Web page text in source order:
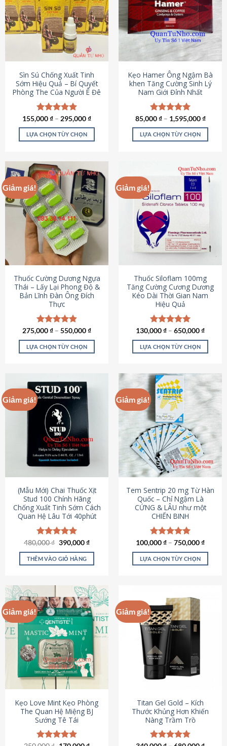
thể.
Các
tùy
chọn
có
thể
được
chọn
trên
trang
sản
phẩm
Sìn Sú Chống Xuất Tinh
Sớm Hiệu Quả – Bí Quyết
Phòng The Của Người Ê Đê
Được xếp
hạng4.95
5 sao
155,000₫ – 295,000₫
LỰA CHỌN TÙY CHỌN
này
có
nhiều
biến
thể.
Các
tùy
chọn
có
thể
chọn
trên
trang
sản
phẩm
Kẹo Hamer Ông Ngậm Bà
khen Tăng Cường Sinh Lý
Nam Giới Đỉnh Nhất
Được xếp
hạng5.00
5 sao
85,000₫– 1,595,000₫
LỰA CHỌN TÙY CHỌN
này
nhiều
biến
tùy
chọn
có
được
chọn
trên
trang
sản
phẩm
Giảm giá!
Thuốc Cường Dương Ngựa
Thái – Lấy Lại Phong Độ &
Bản Lĩnh Đàn Ông Đích
Thực
Được xếp
hạng4.87
5 sao
275,000₫ – 550,000₫
LỰA CHỌN TÙY CHỌN
có
nhiều
biến
thể.
Các
tùy
chọn
được
chọn
trên
trang
sản
phẩm
Giảm giá!
Thuốc Siloflam 100mg
Tăng Cường Cương Dương
Kéo Dài Thời Gian Nam
Hiệu Quả
Được xếp
hạng5.00
5 sao
130,000₫ – 650,000₫
LỰA CHỌN TÙY CHỌN
này
có
nhiều
biến
thể.
Các
tùy
chọn
có
thể
chọn
trên
trang
sản
phẩm
Giảm giá!
(Mẫu Mới) Chai Thuốc Xịt
Stud 100 Chính Hãng
Chống Xuất Tinh Sớm Cách
Quan Hệ Lâu Tới 40phút
Được xếp
hạng5.00
5 sao
480,000₫ Giá
là:
480,000 ₫.
390,000₫Giá
tại
THÊM VÀO GIỎ HÀNG
Giảm giá!
Tem Sentrip 20 mg Từ Hàn
Quốc – Chỉ Ngậm Là
CỨNG & LÂU như một
CHIẾN BINH
Được xếp
hạng5.00
5 sao
100,000₫ – 750,000₫
LỰA CHỌN TÙY CHỌN
có
nhiều
biến
tùy
chọn
có
chọn
trên
trang
sản
Giảm giá!
Kẹo Love Mint Kẹo Phòng
The Quan Hệ Miệng BJ
Sướng Tê Tái
Giảm giá!
Titan Gel Gold – Kích
Thước Khủng Hơn Khiến
Nàng Trầm Trồ